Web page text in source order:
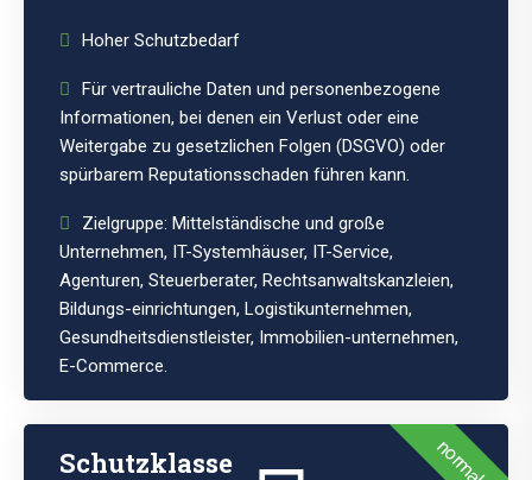
Hoher Schutzbedarf
Für vertrauliche Daten und personenbezogene
Informationen, bei denen ein Verlust oder eine
Weitergabe zu gesetzlichen Folgen (DSGVO) oder
spürbarem Reputationsschaden führen kann.
Zielgruppe: Mittelständische und große
Unternehmen, IT-Systemhäuser, IT-Service,
Agenturen, Steuerberater, Rechtsanwaltskanzleien,
Bildungs-einrichtungen, Logistikunternehmen,
Gesundheitsdienstleister, Immobilien-unternehmen,
E-Commerce.
normal
Schutzklasse